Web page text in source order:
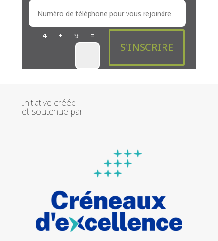
4 + 9 =
S'INSCRIRE
Initiative créée
et soutenue par